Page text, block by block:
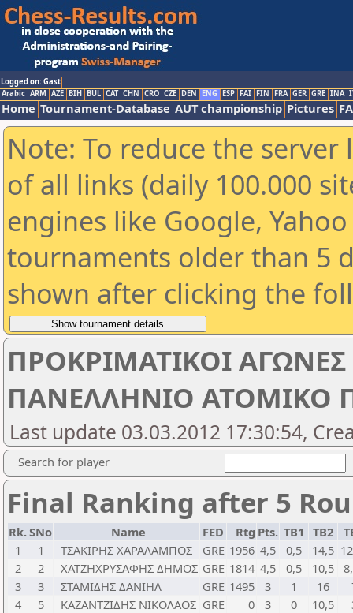
Logged on: Gast
Arabic ARM AZE BIH BUL CAT CHN CRO CZE DEN ENG ESP FAI FIN FRA GER GRE INA
Home Tournament-Database AUT championship Pictures
Note: To reduce the
of all links (daily 100.000
engines like Google,
tournaments older than 5
shown after clicking the
ΠΡΟΚΡΙΜΑΤΙΚΟΙ
ΠΑΝΕΛΛΗΝΙΟ ΑΤΟΜΙΚΟ
Last update 03.03.2012 17:30:54,
Search for player
Final Ranking after 5
Rk.SNo Name FED Rtg Pts. TB1 TB2
1
1 ΤΣΑΚΙΡΗΣ ΧΑΡΑΛΑΜΠΟΣ GRE 1956 4,5 0,5 14,5
2
2 ΧΑΤΖΗΧΡΥΣΑΦΗΣ ΔΗΜΟΣ GRE 1814 4,5 0,5 10,5
3
3 ΣΤΑΜΙΔΗΣ ΔΑΝΙΗΛ GRE 1495 3 1 16
4
5 ΚΑΖΑΝΤΖΙΔΗΣ ΝΙΚΟΛΑΟΣ GRE 0 3 0 10,5